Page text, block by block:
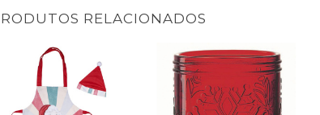
RELACIONADOS